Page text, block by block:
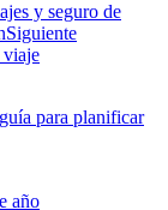
y seguro de
Siguiente
para planificar